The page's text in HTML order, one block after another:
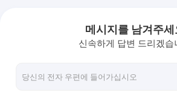
플라스틱 MCB 상자
메시지를 남겨주세
신속하게 답변 드리겠습